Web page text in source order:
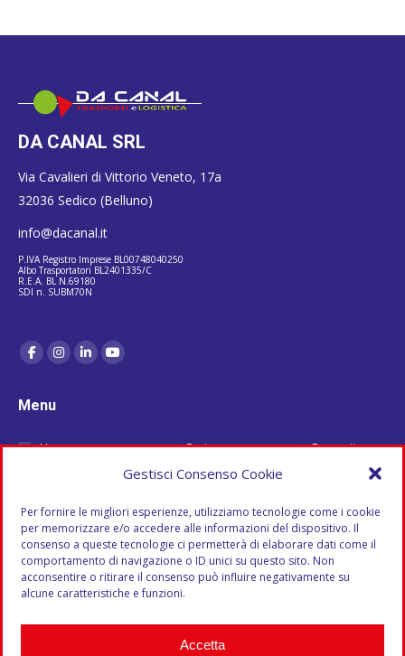
Gestisci Consenso Cookie
Per fornire le migliori esperienze, utilizziamo tecnologie come i cookie
per memorizzare e/o accedere alle informazioni del dispositivo. Il
consenso a queste tecnologie ci permetterà di elaborare dati come il
comportamento di navigazione o ID unici su questo sito. Non
acconsentire o ritirare il consenso può influire negativamente su
alcune caratteristiche e funzioni.
Accetta
DA CANAL SRL
Via Cavalieri di Vittorio Veneto, 17a
32036 Sedico (Belluno)
info@dacanal.it
P.IVA Registro Imprese BL00748040250
Albo Trasportatori BL2401335/C
R.E.A. BL N.69180
SDI n. SUBM70N
Menu
Home
Storia
Vantaggi
Struttura
Automezzi
Carico
Completo
Espressi
Europei
Logistica
Analisi e
cliente
Deposito e
Stoccaggio
Domicilio
Blog
Contatti